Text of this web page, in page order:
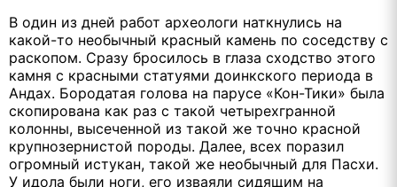
В один из дней работ археологи наткнулись на
какой-то необычный красный камень по соседству с
раскопом. Сразу бросилось в глаза сходство этого
камня с красными статуями доинкского периода в
Андах. Бородатая голова на парусе «Кон-Тики» была
скопирована как раз с такой четырехгранной
колонны, высеченной из такой же точно красной
крупнозернистой породы. Далее, всех поразил
огромный истукан, такой же необычный для Пасхи.
У идола были ноги, его изваяли сидящим на